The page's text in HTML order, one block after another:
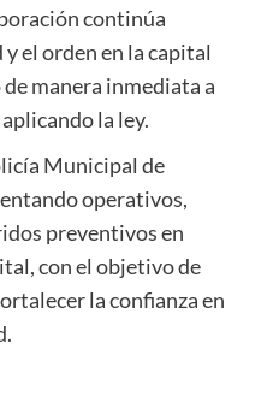
continúa
el orden en la capital
manera inmediata a
la ley.
Municipal de
operativos,
preventivos en
con el objetivo de
la confianza en